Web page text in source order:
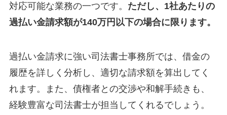
対応可能な業務の一つです。 ただし、1社あたりの
過払い金請求額が140万円以下の場合に限ります。
過払い金請求に強い司法書士事務所では、借金の
履歴を詳しく分析し、適切な請求額を算出してく
れます。また、債権者との交渉や和解手続きも、
経験豊富な司法書士が担当してくれるでしょう。